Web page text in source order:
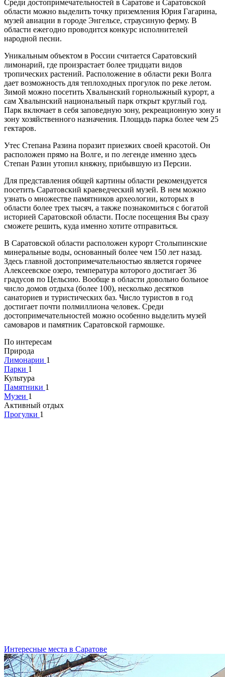
Среди достопримечательностей в Саратове и Саратовской
области можно выделить точку приземления Юрия Гагарина,
музей авиации в городе Энгельсе, страусиную ферму. В
области ежегодно проводится конкурс исполнителей
народной песни.
Уникальным объектом в России считается Саратовский
лимонарий, где произрастает более тридцати видов
тропических растений. Расположение в области реки Волга
дает возможность для теплоходных прогулок по реке летом.
Зимой можно посетить Хвалынский горнолыжный курорт, а
сам Хвалынский национальный парк открыт круглый год.
Парк включает в себя заповедную зону, рекреационную зону и
зону хозяйственного назначения. Площадь парка более чем 25
гектаров.
Утес Степана Разина поразит приезжих своей красотой. Он
расположен прямо на Волге, и по легенде именно здесь
Степан Разин утопил княжну, прибывшую из Персии.
Для представления общей картины области рекомендуется
посетить Саратовский краеведческий музей. В нем можно
узнать о множестве памятников археологии, которых в
области более трех тысяч, а также познакомиться с богатой
историей Саратовской области. После посещения Вы сразу
сможете решить, куда именно хотите отправиться.
В Саратовской области расположен курорт Столыпинские
минеральные воды, основанный более чем 150 лет назад.
Здесь главной достопримечательностью является горячее
Алексеевское озеро, температура которого достигает 36
градусов по Цельсию. Вообще в области довольно больное
число домов отдыха (более 100), несколько десятков
санаториев и туристических баз. Число туристов в год
достигает почти полмиллиона человек. Среди
достопримечательностей можно особенно выделить музей
самоваров и памятник Саратовской гармошке.
По интересам
Природа
Лимонарии 1
Парки 1
Культура
Памятники 1
Музеи 1
Активный отдых
Прогулки 1
Интересные места в Саратове